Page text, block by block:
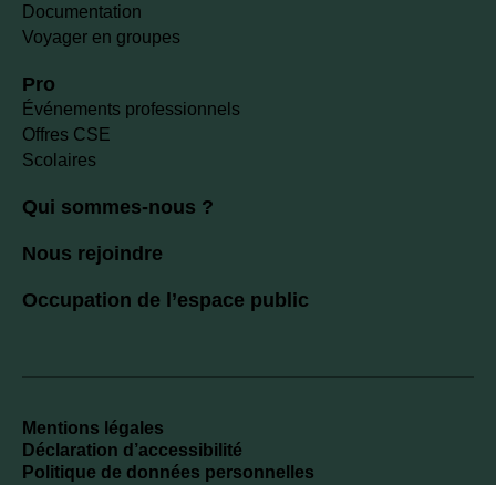
Documentation
Voyager en groupes
Pro
Événements professionnels
Offres CSE
Scolaires
Qui sommes-nous ?
Nous rejoindre
Occupation de l’espace public
Mentions légales
Déclaration d’accessibilité
Politique de données personnelles